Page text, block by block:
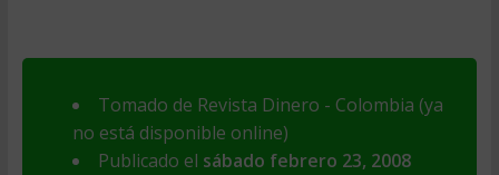
Tomado de Revista Dinero - Colombia (ya
no está disponible online)
Publicado el sábado febrero 23, 2008